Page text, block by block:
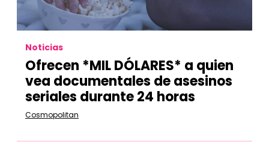
Noticias
Ofrecen *MIL DÓLARES* a quien
vea documentales de asesinos
seriales durante 24 horas
Cosmopolitan